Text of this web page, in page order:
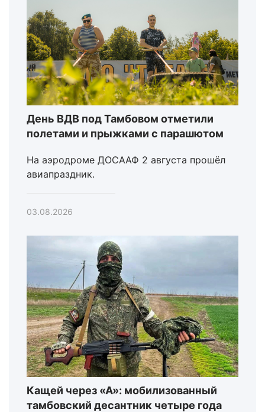
День ВДВ под Тамбовом отметили
полетами и прыжками с парашютом
На аэродроме ДОСААФ 2 августа прошёл
авиапраздник.
03.08.2026
Кащей через «А»: мобилизованный
тамбовский десантник четыре года